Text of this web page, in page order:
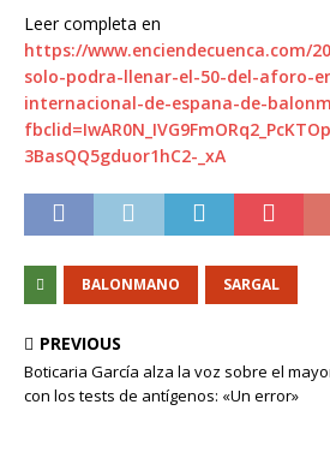
Leer completa en
https://www.enciendecuenca.com/
solo-podra-llenar-el-50-del-aforo-
internacional-de-espana-de-
3BasQQ5gduor1hC2-_xA
BALONMANO SARGAL
PREVIOUS
Boticaria García alza la voz sobre el
con los tests de antígenos: «Un error»